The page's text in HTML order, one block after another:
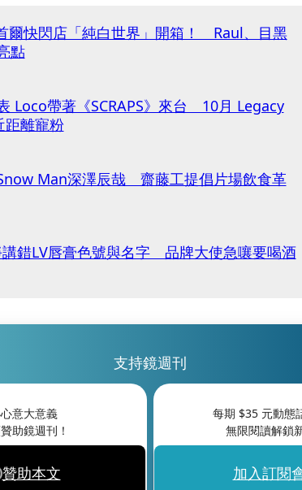
爾快閃店「純白世界」開箱！ Raul、目黑
點
Loco帶著《SCRAPS》來台 10月 Legacy
距離寵粉
Man深澤辰哉 齋藤工提倡片場飲食革
講錯LV唇膏色號與名字 品牌大使急嚷要喝酒
支持鏡週刊
意大意義
助鏡週刊！
贊助本文
每期 $35元動態
無限閱讀解鎖
加入訂閱